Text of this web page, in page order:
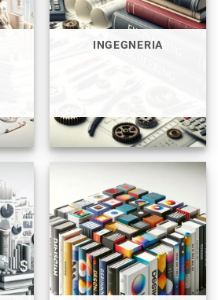
INGEGNERIA